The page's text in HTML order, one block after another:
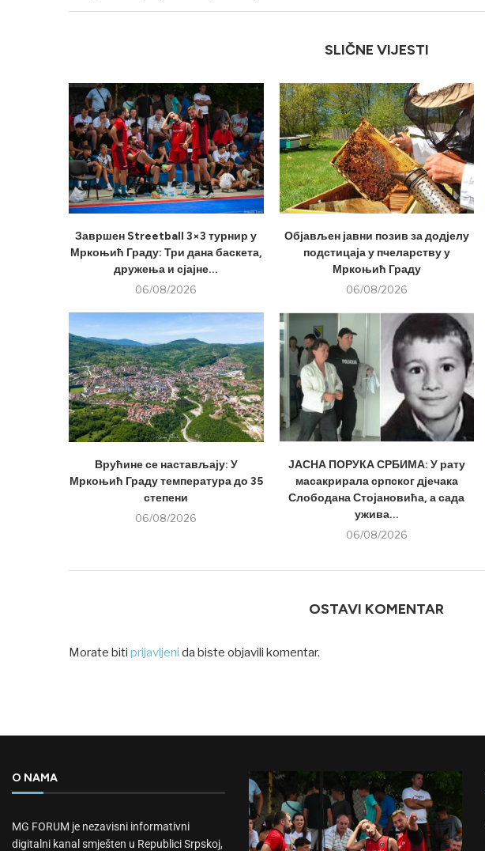
SLIČNE VIJESTI
Завршен Streetball 3×3 турнир у
Мркоњић Граду: Три дана баскета,
дружења и сјајне...
06/08/2026
Објављен јавни позив за додјелу
подстицаја у пчеларству у
Мркоњић Граду
06/08/2026
Врућине се настављају: У
Мркоњић Граду температура до 35
степени
06/08/2026
ЈАСНА ПОРУКА СРБИМА: У рату
масакрирала српског дјечака
Слободана Стојановића, а сада
ужива...
06/08/2026
OSTAVI KOMENTAR
Morate biti prijavljeni da biste objavili komentar.
O NAMA
MG FORUM je nezavisni informativni
digitalni kanal smješten u Republici Srpskoj,